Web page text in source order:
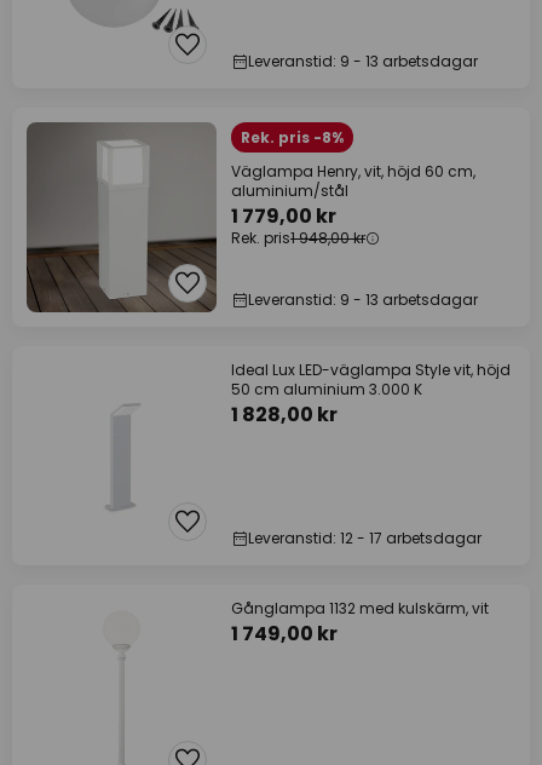
Leveranstid: 9 - 13 arbetsdagar
Rek. pris -8%
Väglampa Henry, vit, höjd 60 cm,
aluminium/stål
1 779,00 kr
Rek. pris1 948,00 kr
Leveranstid: 9 - 13 arbetsdagar
Ideal Lux LED-väglampa Style vit, höjd
50 cm aluminium 3.000 K
1 828,00 kr
Leveranstid: 12 - 17 arbetsdagar
Gånglampa 1132 med kulskärm, vit
1 749,00 kr